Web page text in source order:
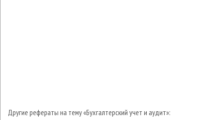
Другие рефераты на тему «Бухгалтерский учет и аудит»: